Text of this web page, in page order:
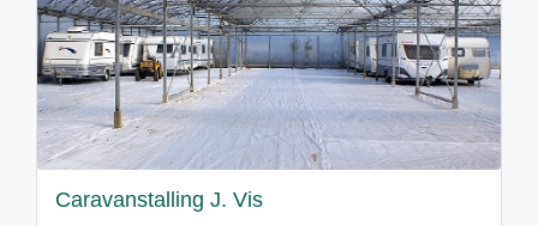
Caravanstalling J. Vis